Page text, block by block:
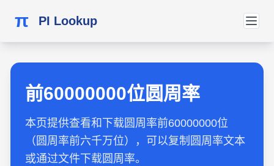
π PI Lookup
前60000000位圆周率
本页提供查看和下载圆周率前60000000位
（圆周率前六千万位），可以复制圆周率文本
或通过文件下载圆周率。